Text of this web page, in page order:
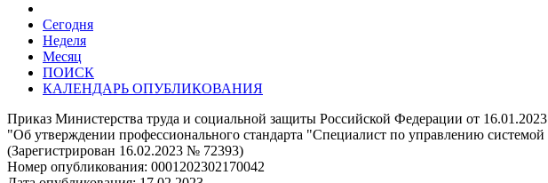
Сегодня
Неделя
Месяц
ПОИСК
КАЛЕНДАРЬ ОПУБЛИКОВАНИЯ
Приказ Министерства труда и социальной защиты Российской Федерации от
"Об утверждении профессионального стандарта "Специалист по управлению системой
(Зарегистрирован 16.02.2023 № 72393)
Номер опубликования: 0001202302170042